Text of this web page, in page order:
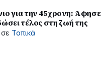
για την 45χρονη: Άφησε
τέλος στη ζωή της
σε Τοπικά